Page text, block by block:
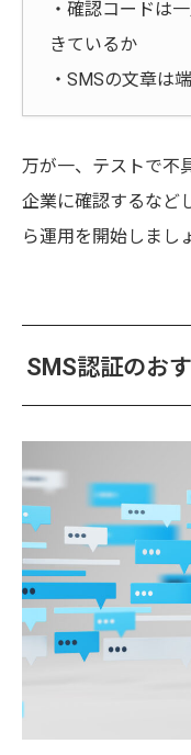
・確認コードは
きているか
・SMSの文章は
万が一、テストで不
企業に確認するなど
ら運用を開始しまし
SMS認証のお